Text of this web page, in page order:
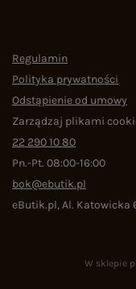
Regulamin
Polityka prywatności
Odstąpienie od umowy
Zarządzaj plikami
22 290 10 80
Pn.-Pt. 08:00-16:00
bok@ebutik.pl
eButik.pl,Al. Katowicka
W sklepie